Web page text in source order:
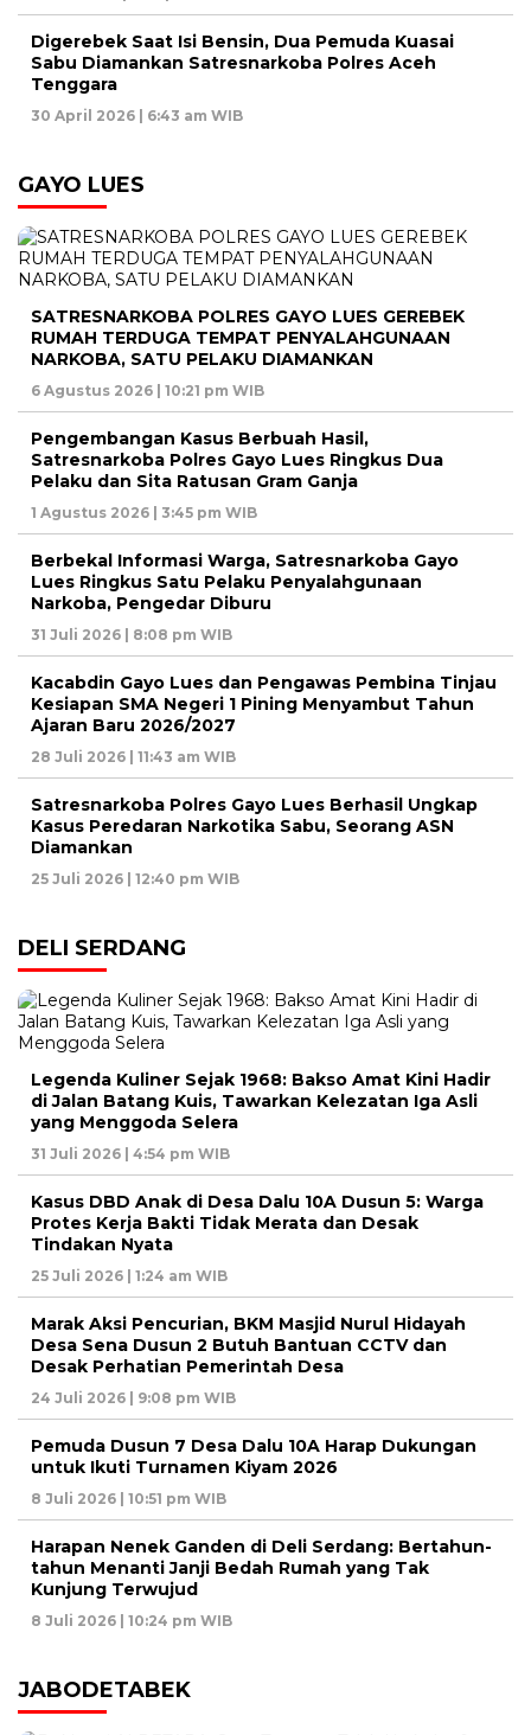
Digerebek Saat Isi Bensin, Dua Pemuda Kuasai
Sabu Diamankan Satresnarkoba Polres Aceh
Tenggara
30 April 2026 | 6:43 am WIB
GAYO LUES
SATRESNARKOBA POLRES GAYO LUES GEREBEK
RUMAH TERDUGA TEMPAT PENYALAHGUNAAN
NARKOBA, SATU PELAKU DIAMANKAN
6 Agustus 2026 | 10:21 pm WIB
Pengembangan Kasus Berbuah Hasil,
Satresnarkoba Polres Gayo Lues Ringkus Dua
Pelaku dan Sita Ratusan Gram Ganja
1 Agustus 2026 | 3:45 pm WIB
Berbekal Informasi Warga, Satresnarkoba Gayo
Lues Ringkus Satu Pelaku Penyalahgunaan
Narkoba, Pengedar Diburu
31 Juli 2026 | 8:08 pm WIB
Kacabdin Gayo Lues dan Pengawas Pembina Tinjau
Kesiapan SMA Negeri 1 Pining Menyambut Tahun
Ajaran Baru 2026/2027
28 Juli 2026 | 11:43 am WIB
Satresnarkoba Polres Gayo Lues Berhasil Ungkap
Kasus Peredaran Narkotika Sabu, Seorang ASN
Diamankan
25 Juli 2026 | 12:40 pm WIB
DELI SERDANG
Legenda Kuliner Sejak 1968: Bakso Amat Kini Hadir
di Jalan Batang Kuis, Tawarkan Kelezatan Iga Asli
yang Menggoda Selera
31 Juli 2026 | 4:54 pm WIB
Kasus DBD Anak di Desa Dalu 10A Dusun 5: Warga
Protes Kerja Bakti Tidak Merata dan Desak
Tindakan Nyata
25 Juli 2026 | 1:24 am WIB
Marak Aksi Pencurian, BKM Masjid Nurul Hidayah
Desa Sena Dusun 2 Butuh Bantuan CCTV dan
Desak Perhatian Pemerintah Desa
24 Juli 2026 | 9:08 pm WIB
Pemuda Dusun 7 Desa Dalu 10A Harap Dukungan
untuk Ikuti Turnamen Kiyam 2026
8 Juli 2026 | 10:51 pm WIB
Harapan Nenek Ganden di Deli Serdang: Bertahun-
tahun Menanti Janji Bedah Rumah yang Tak
Kunjung Terwujud
8 Juli 2026 | 10:24 pm WIB
JABODETABEK